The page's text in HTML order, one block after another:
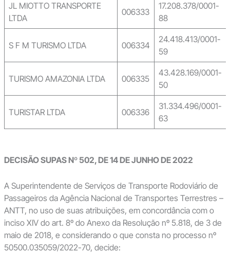
JL MIOTTO TRANSPORTE
LTDA
006333
17.208.378/0001-
88
S F M TURISMO LTDA 006334
24.418.413/0001-
59
TURISMO AMAZONIA LTDA 006335
43.428.169/0001-
50
TURISTAR LTDA 006336
31.334.496/0001-
63
DECISÃO SUPAS Nº 502, DE 14 DE JUNHO DE 2022
A Superintendente de Serviços de Transporte Rodoviário de
Passageiros da Agência Nacional de Transportes Terrestres –
ANTT, no uso de suas atribuições, em concordância com o
inciso XIV do art. 8º do Anexo da Resolução nº 5.818, de 3 de
maio de 2018, e considerando o que consta no processo nº
50500.035059/2022-70, decide: